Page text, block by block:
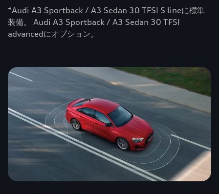
*Audi A3 Sportback / A3 Sedan 30 TFSI S lineに標準
装備。 Audi A3 Sportback / A3 Sedan 30 TFSI
advancedにオプション。